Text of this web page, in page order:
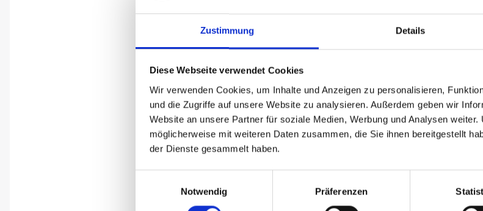
Zustimmung Details
Diese Webseite verwendet Cookies
Wir verwenden Cookies, um Inhalte und Anzeigen zu personalisieren,
und die Zugriffe auf unsere Website zu analysieren. Außerdem geben wir
Website an unsere Partner für soziale Medien, Werbung und Analysen
möglicherweise mit weiteren Daten zusammen, die Sie ihnen bereitgestellt
der Dienste gesammelt haben.
Notwendig
Präferenzen